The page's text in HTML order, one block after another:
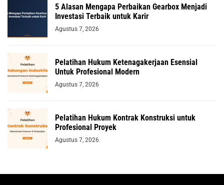
5 Alasan Mengapa Perbaikan Gearbox Menjadi
Investasi Terbaik untuk Karir
Agustus 7, 2026
Pelatihan Hukum Ketenagakerjaan Esensial
Untuk Profesional Modern
Agustus 7, 2026
Pelatihan Hukum Kontrak Konstruksi untuk
Profesional Proyek
Agustus 7, 2026